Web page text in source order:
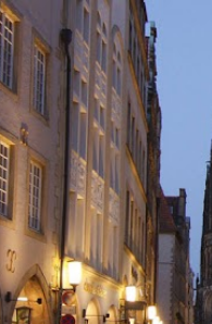
in der
und arbeitet in
Konzils.
des weltweiten
des II. Weltkrieges,
die Hand